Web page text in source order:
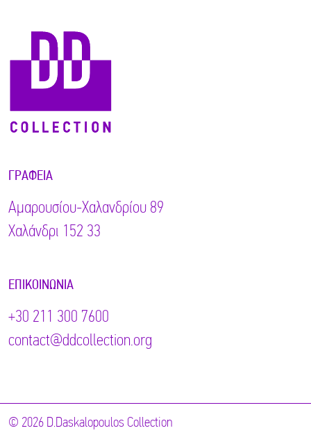
ΓΡΑΦΕΊΑ
Αμαρουσίου-Χαλανδρίου 89
Χαλάνδρι 152 33
ΕΠΙΚΟΙΝΩΝΊΑ
+30 211 300 7600
contact@ddcollection.org
© 2026 D.Daskalopoulos Collection